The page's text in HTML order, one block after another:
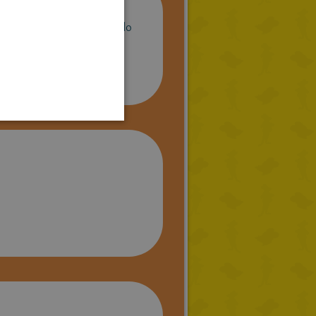
el mejor, y eso Ger nunca lo